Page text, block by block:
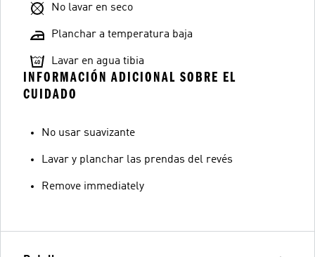
No lavar en seco
Planchar a temperatura baja
Lavar en agua tibia
INFORMACIÓN ADICIONAL SOBRE EL
CUIDADO
No usar suavizante
Lavar y planchar las prendas del revés
Remove immediately